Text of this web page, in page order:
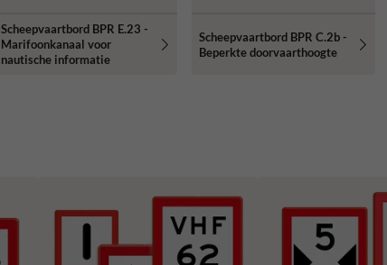
Scheepvaartbord BPR E.23 -
Marifoonkanaal voor
nautische informatie
Scheepvaartbord BPR C.2b -
Beperkte doorvaarthoogte